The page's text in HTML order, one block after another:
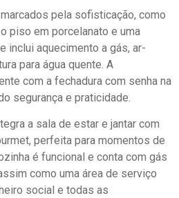
pela sofisticação, como
piso em porcelanato e uma
inclui aquecimento a gás, ar-
para água quente. A
com a fechadura com senha na
segurança e praticidade.
a sala de estar e jantar com
perfeita para momentos de
é funcional e conta com gás
como uma área de serviço
social e todas as